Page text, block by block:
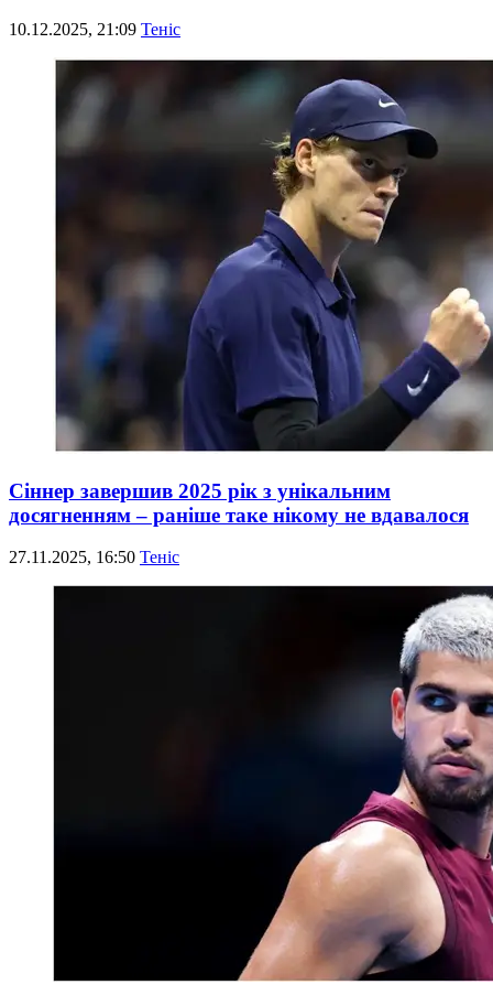
10.12.2025, 21:09 Теніс
Сіннер завершив 2025 рік з унікальним
досягненням – раніше таке нікому не вдавалося
27.11.2025, 16:50 Теніс